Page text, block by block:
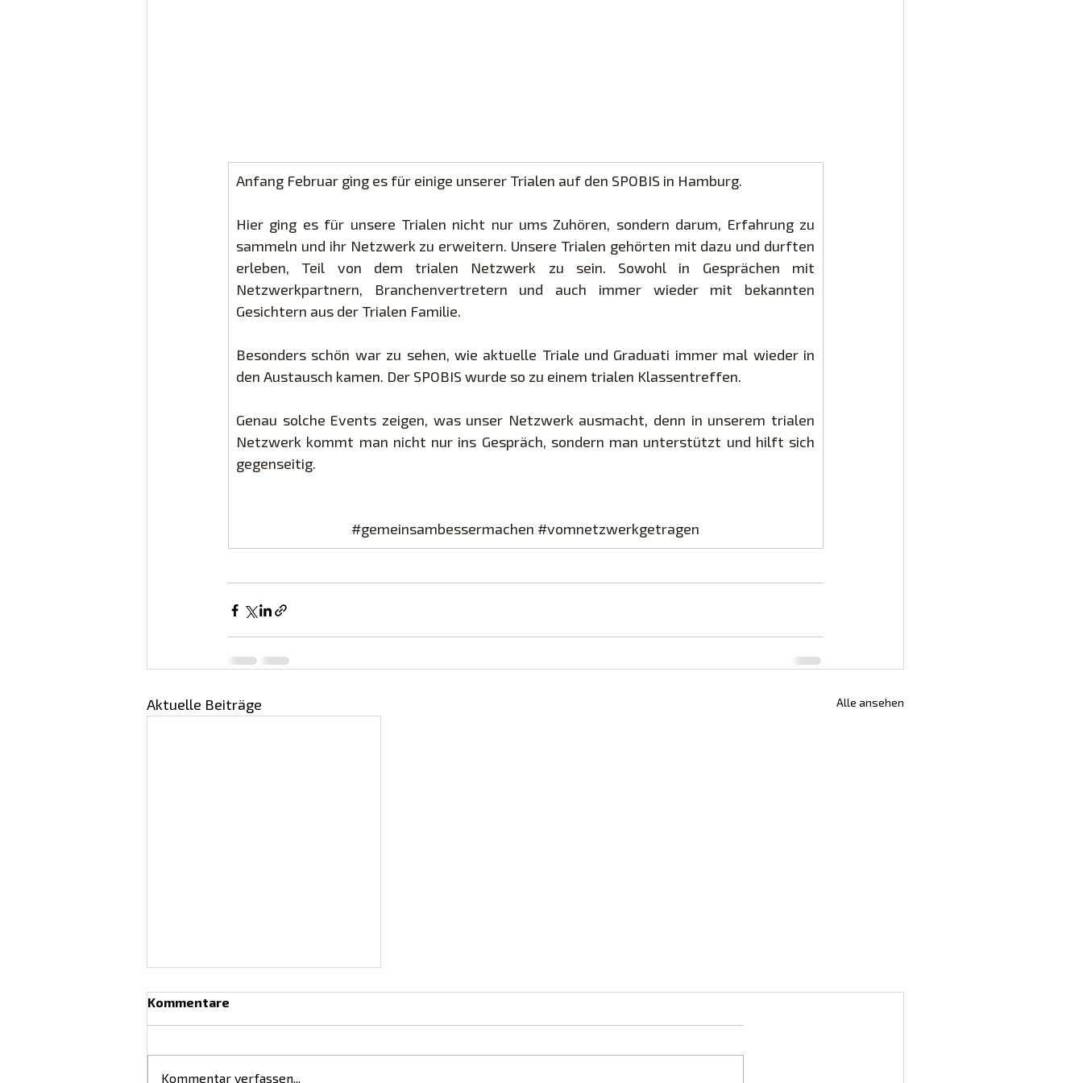
Anfang Februar ging es für einige unserer Trialen auf den SPOBIS in Hamburg.
Hier ging es für unsere Trialen nicht nur ums Zuhören, sondern darum, Erfahrung zu
sammeln und ihr Netzwerk zu erweitern. Unsere Trialen gehörten mit dazu und durften
erleben, Teil von dem trialen Netzwerk zu sein. Sowohl in Gesprächen mit
Netzwerkpartnern, Branchenvertretern und auch immer wieder mit bekannten
Gesichtern aus der Trialen Familie.
Besonders schön war zu sehen, wie aktuelle Triale und Graduati immer mal wieder in
den Austausch kamen. Der SPOBIS wurde so zu einem trialen Klassentreffen.
Genau solche Events zeigen, was unser Netzwerk ausmacht, denn in unserem trialen
Netzwerk kommt man nicht nur ins Gespräch, sondern man unterstützt und hilft sich
gegenseitig.
#gemeinsambessermachen #vomnetzwerkgetragen
Aktuelle Beiträge Alle ansehen
Kommentare
Kommentar verfassen...